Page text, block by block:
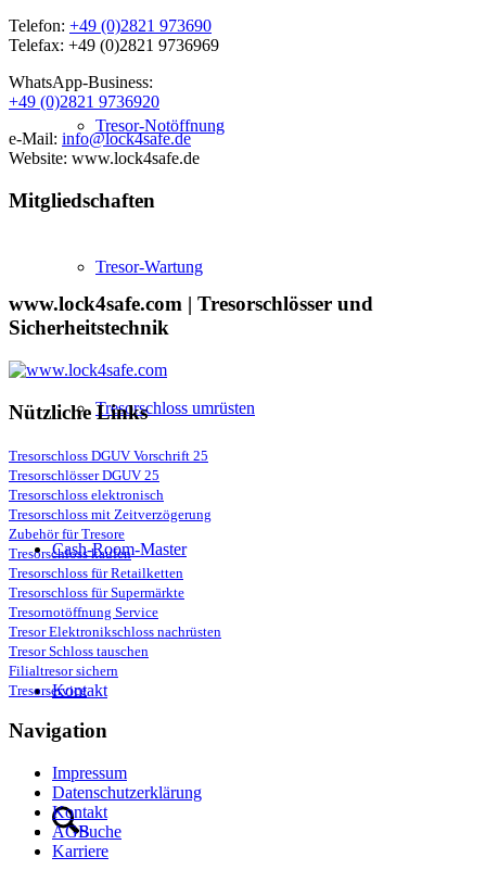
Tresor-Notöffnung
Tresor-Wartung
Tresorschloss umrüsten
Cash-Room-Master
Kontakt
Suche
Telefon: +49 (0)2821 973690
Telefax: +49 (0)2821 9736969
WhatsApp-Business:
+49 (0)2821 9736920
e-Mail: info@lock4safe.de
Website: www.lock4safe.de
Mitgliedschaften
www.lock4safe.com | Tresorschlösser und
Sicherheitstechnik
Nützliche Links
Tresorschloss DGUV Vorschrift 25
Tresorschlösser DGUV 25
Tresorschloss elektronisch
Tresorschloss mit Zeitverzögerung
Zubehör für Tresore
Tresorschloss kaufen
Tresorschloss für Retailketten
Tresorschloss für Supermärkte
Tresornotöffnung Service
Tresor Elektronikschloss nachrüsten
Tresor Schloss tauschen
Filialtresor sichern
Tresorservice
Navigation
Impressum
Datenschutzerklärung
Kontakt
AGB
Karriere